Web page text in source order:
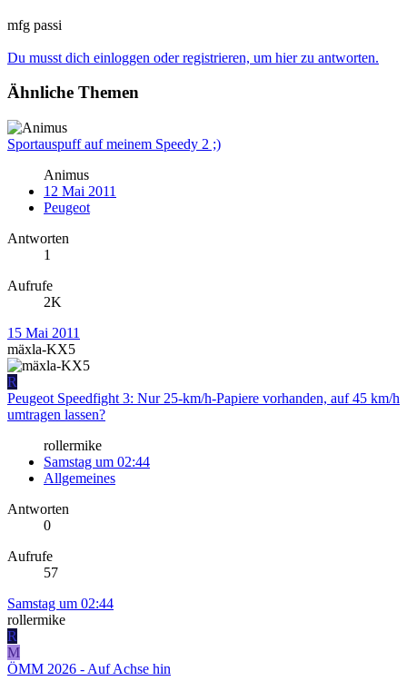
mfg passi
Du musst dich einloggen oder registrieren, um hier zu antworten.
Ähnliche Themen
Sportauspuff auf meinem Speedy 2 ;)
Animus
12 Mai 2011
Peugeot
Antworten
1
Aufrufe
2K
15 Mai 2011
mäxla-KX5
R
Peugeot Speedfight 3: Nur 25-km/h-Papiere vorhanden, auf 45 km/h
umtragen lassen?
rollermike
Samstag um 02:44
Allgemeines
Antworten
0
Aufrufe
57
Samstag um 02:44
rollermike
R
M
ÖMM 2026 - Auf Achse hin